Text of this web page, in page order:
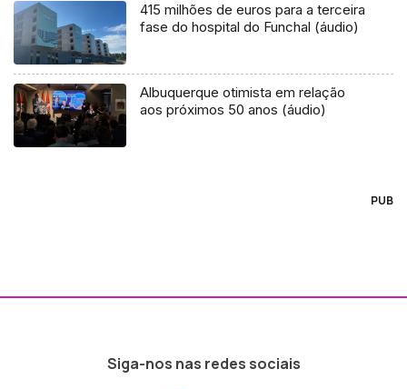
415 milhões de euros para a terceira
fase do hospital do Funchal (áudio)
Albuquerque otimista em relação
aos próximos 50 anos (áudio)
PUB
Siga-nos nas redes sociais